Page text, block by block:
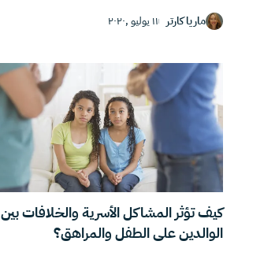
ماريا كارتر ١١ يوليو ,٢٠٢٠
كيف تؤثر المشاكل الأسرية والخلافات بين
الوالدين على الطفل والمراهق؟